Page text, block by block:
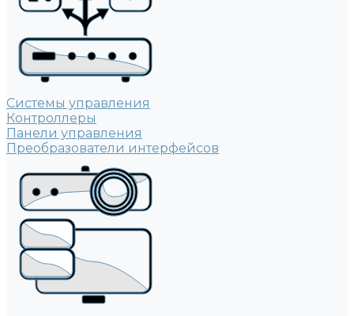
Системы управления
Контроллеры
Панели управления
Преобразователи интерфейсов